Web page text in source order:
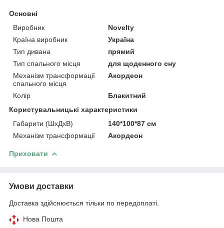
Основні
Виробник
Novelty
Країна виробник
Україна
Тип дивана
прямий
Тип спального місця
для щоденного сну
Механізм трансформації
спального місця
Акордеон
Колір
Блакитний
Користувальницькі характеристики
Габарити (ШхДхВ)
140*100*87 см
Механізм трансформації
Акордеон
Приховати
Умови доставки
Доставка здійснюється тільки по передоплаті.
Нова Пошта